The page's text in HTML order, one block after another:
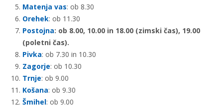
Matenja vas: ob 8.30
Orehek: ob 11.30
Postojna: ob 8.00, 10.00 in 18.00 (zimski čas), 19.00
(poletni čas).
Pivka: ob 7.30 in 10.30
Zagorje: ob 10.30
Trnje: ob 9.00
Košana: ob 9.30
Šmihel: ob 9.00